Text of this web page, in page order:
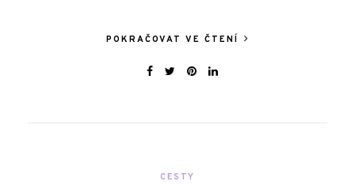
POKRAČOVAT VE ČTENÍ
CESTY